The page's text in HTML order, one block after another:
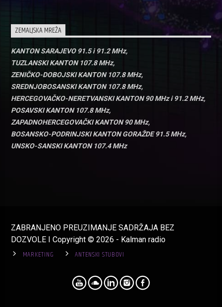
ZEMALJSKA MREŽA
KANTON SARAJEVO 91.5 i 91.2 MHz,
TUZLANSKI KANTON 107.8 MHz,
ZENIČKO-DOBOJSKI KANTON 107.8 MHz,
SREDNJOBOSANSKI KANTON 107.8 MHz,
HERCEGOVAČKO-NERETVANSKI KANTON 90 MHz i 91.2 MHz,
POSAVSKI KANTON 107.8 MHz,
ZAPADNOHERCEGOVAČKI KANTON 90 MHz,
BOSANSKO-PODRINJSKI KANTON GORAŽDE 91.5 MHz,
UNSKO-SANSKI KANTON 107.4 MHz
ZABRANJENO PREUZIMANJE SADRŽAJA BEZ
DOZVOLE I Copyright © 2026 - Kalman radio
MARKETING ANTENSKI STUBOVI